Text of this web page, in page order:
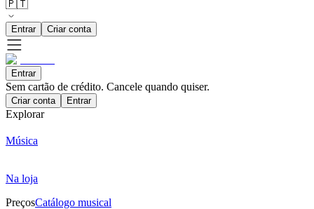
🇵🇹
Entrar Criar conta
Entrar
Sem cartão de crédito. Cancele quando quiser.
Criar conta Entrar
Explorar
Música
Na loja
PreçosCatálogo musical